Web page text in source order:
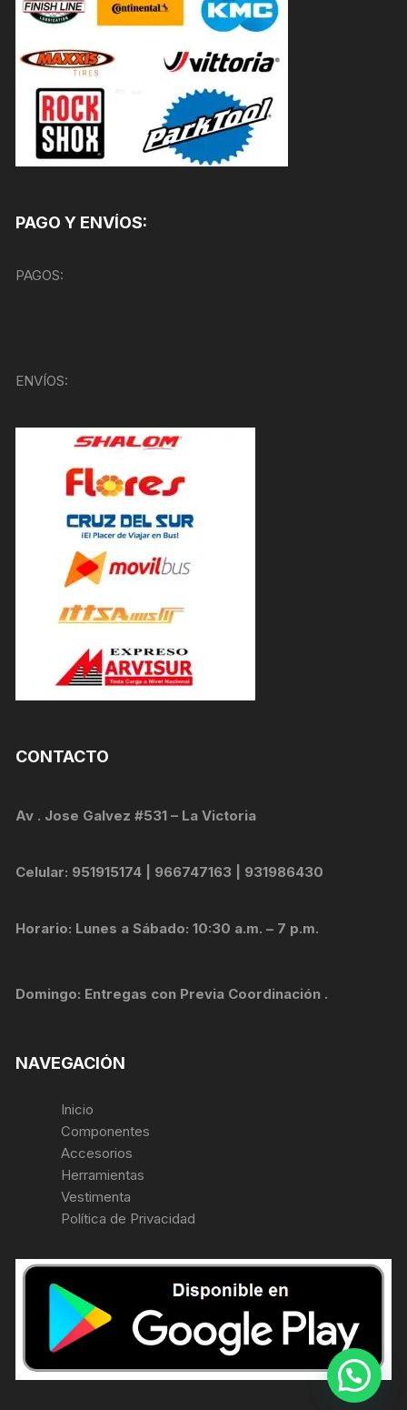
PAGO Y ENVÍOS:
PAGOS:
ENVÍOS:
CONTACTO
Av . Jose Galvez #531 – La Victoria
Celular: 951915174 | 966747163 | 931986430
Horario: Lunes a Sábado: 10:30 a.m. – 7 p.m.
Domingo: Entregas con Previa Coordinación .
NAVEGACIÓN
Inicio
Componentes
Accesorios
Herramientas
Vestimenta
Política de Privacidad